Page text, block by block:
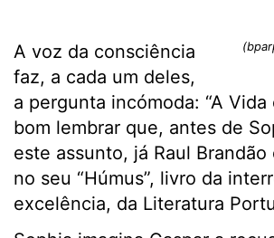
A voz da consciência
faz, a cada um deles,
a pergunta incómoda: “A Vida
bom lembrar que, antes de
este assunto, já Raul
no seu “Húmus”, livro da
excelência, da Literatura